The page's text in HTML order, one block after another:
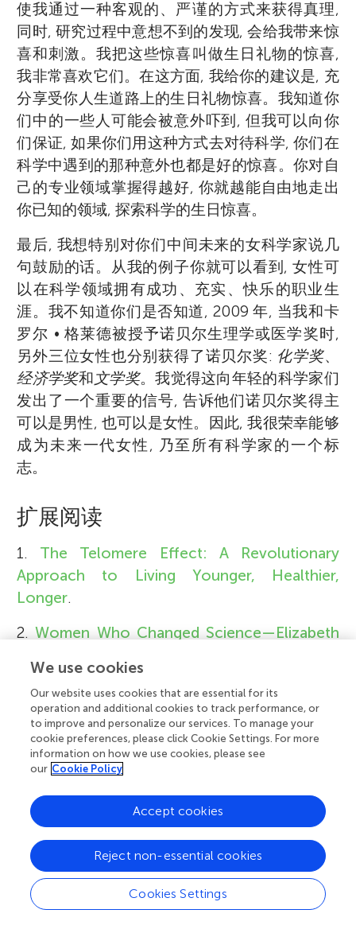
使我通过一种客观的、严谨的方式来获得真理,
同时, 研究过程中意想不到的发现, 会给我带来惊
喜和刺激。我把这些惊喜叫做生日礼物的惊喜,
我非常喜欢它们。在这方面, 我给你的建议是, 充
分享受你人生道路上的生日礼物惊喜。我知道你
们中的一些人可能会被意外吓到, 但我可以向你
们保证, 如果你们用这种方式去对待科学, 你们在
科学中遇到的那种意外也都是好的惊喜。你对自
己的专业领域掌握得越好, 你就越能自由地走出
你已知的领域, 探索科学的生日惊喜。
最后, 我想特别对你们中间未来的女科学家说几
句鼓励的话。从我的例子你就可以看到, 女性可
以在科学领域拥有成功、充实、快乐的职业生
涯。我不知道你们是否知道, 2009 年, 当我和卡
罗尔 • 格莱德被授予诺贝尔生理学或医学奖时,
另外三位女性也分别获得了诺贝尔奖: 化学奖、
经济学奖和文学奖。我觉得这向年轻的科学家们
发出了一个重要的信号, 告诉他们诺贝尔奖得主
可以是男性, 也可以是女性。因此, 我很荣幸能够
成为未来一代女性, 乃至所有科学家的一个标
志。
扩展阅读
1. The Telomere Effect: A Revolutionary
Approach to Living Younger, Healthier,
Longer.
2.Women Who Changed Science—Elizabeth
3.Elizabeth Blackburn on the telomere effect
—The Guardian.
术语表
染色体 (Chromosome):↑细胞内紧紧挤在一起的 DNA
结构。
DNA
真核生物 (Eukaryotes):↑细胞中含有细胞核的生物。
原核生物 (Prokaryotes):↑细胞中不含有细胞核的生物。
We use cookies
Our website uses cookies that are essential for its
operation and additional cookies to track performance, or
to improve and personalize our services. To manage your
cookie preferences, please click Cookie Settings. For more
information on how we use cookies, please see
our Cookie Policy
Cookies Settings
Reject non-essential cookies
Accept cookies